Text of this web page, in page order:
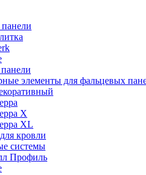
элементы для фальцевых
X
XL
кровли
системы
Профиль